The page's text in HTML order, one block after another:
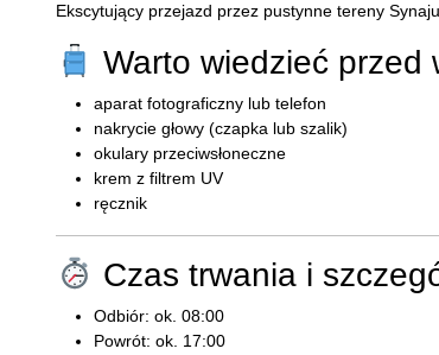
Ekscytujący przejazd przez pustynne tereny
Warto wiedzieć przed
aparat fotograficzny lub telefon
nakrycie głowy (czapka lub szalik)
okulary przeciwsłoneczne
krem z filtrem UV
ręcznik
Czas trwania i
Odbiór: ok. 08:00
Powrót: ok. 17:00